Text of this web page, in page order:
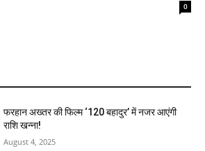
0
फरहान अख्तर की फिल्म ‘120 बहादुर’ में नजर आएंगी
राशि खन्ना!
August 4, 2025